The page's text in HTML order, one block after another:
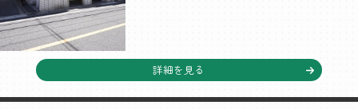
詳細を見る